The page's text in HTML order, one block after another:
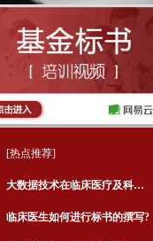
[热点推荐]
大数据技术在临床医疗及科研中的应用
临床医生如何进行标书的撰写?